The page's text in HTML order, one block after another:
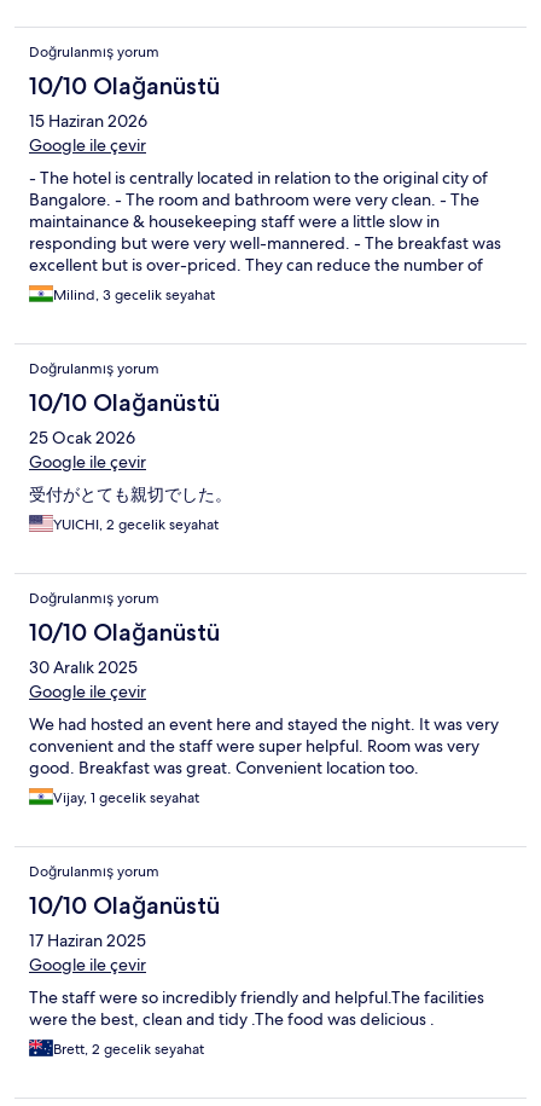
Doğrulanmış yorum
10/10 Olağanüstü
15 Haziran 2026
Google ile çevir
- The hotel is centrally located in relation to the original city of
Bangalore. - The room and bathroom were very clean. - The
maintainance & housekeeping staff were a little slow in
responding but were very well-mannered. - The breakfast was
excellent but is over-priced. They can reduce the number of
items to reduce the price. - The pool seems to be under-utilized
therefore the water is not as clear as most 4- star pools. Overall a
Milind, 3 gecelik seyahat
Doğrulanmış yorum
10/10 Olağanüstü
25 Ocak 2026
Google ile çevir
受付がとても親切でした。
YUICHI, 2 gecelik seyahat
Doğrulanmış yorum
10/10 Olağanüstü
30 Aralık 2025
Google ile çevir
We had hosted an event here and stayed the night. It was very
convenient and the staff were super helpful. Room was very
good. Breakfast was great. Convenient location too.
Vijay, 1 gecelik seyahat
Doğrulanmış yorum
10/10 Olağanüstü
17 Haziran 2025
Google ile çevir
The staff were so incredibly friendly and helpful.The facilities
were the best, clean and tidy .The food was delicious .
Brett, 2 gecelik seyahat